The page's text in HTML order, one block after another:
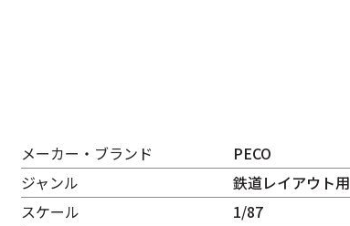
メーカー・ブランド
PECO
ジャンル
鉄道レイアウト用
スケール
1/87